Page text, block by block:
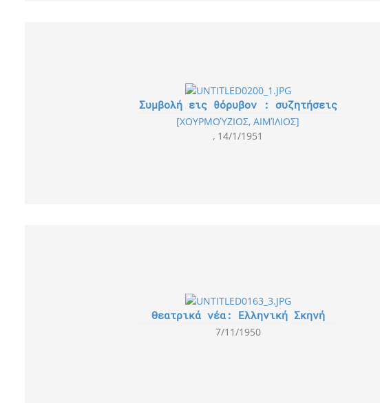
Συμβολή εις θόρυβον : συζητήσεις
[ΧΟΥΡΜΟΎΖΙΟΣ, ΑΙΜΊΛΙΟΣ]
14/1/1951
Θεατρικά νέα: Ελληνική Σκηνή
7/11/1950